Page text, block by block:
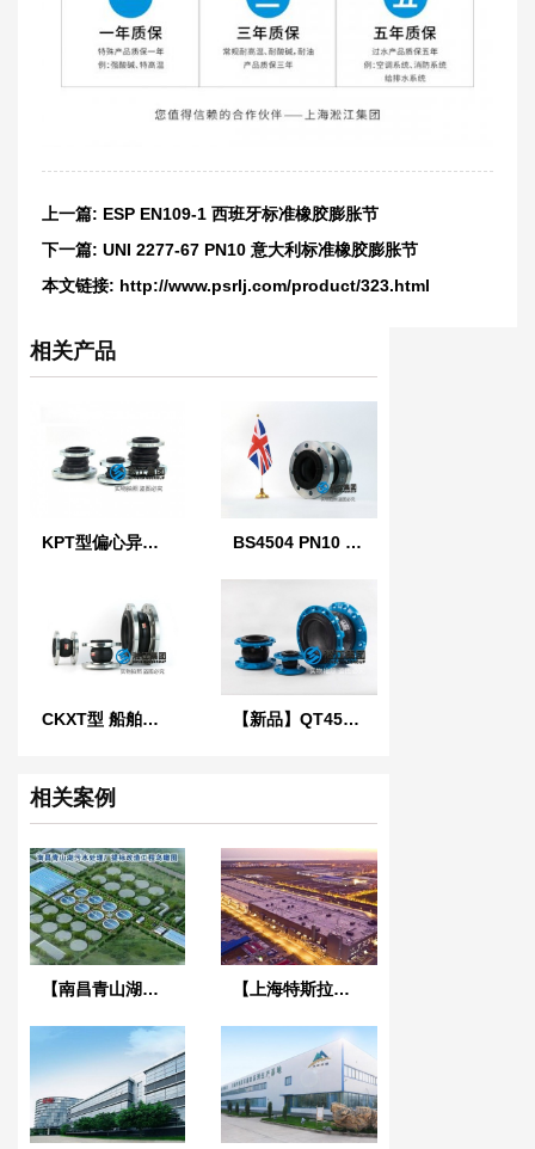
上一篇: ESP EN109-1 西班牙标准橡胶膨胀节
下一篇: UNI 2277-67 PN10 意大利标准橡胶膨胀节
本文链接: http://www.psrlj.com/product/323.html
相关产品
KPT型偏心异径橡胶接头 BS4504 PN10 英国标准橡胶膨胀节
CKXT型 船舶可曲挠单球橡胶接头 【新品】QT450球墨铸铁法兰橡胶接头
相关案例
【南昌青山湖污水处理厂】DN2000橡胶接头合同 【上海特斯拉超级工厂】金属软管合同